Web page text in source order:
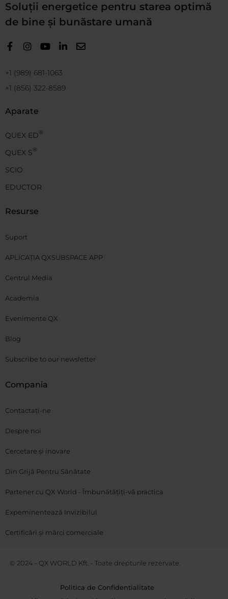
Soluții energetice pentru starea optimă
de bine și bunăstare umană
+1 (989) 681-1063
+1 (856) 322-8589
Aparate
QUEX ED®
QUEX S®
SCIO
EDUCTOR
Resurse
Suport
APLICAȚIA QXSUBSPACE APP
Centrul Media
Academia
Evenimente QX
Blog
Subscribe to our newsletter
Compania
Contactați-ne
Despre noi
Cercetare și inovare
Din Grijă Pentru Sănătate
Partener cu QX World - Îmbunătățiți-vă practica
Expeminentează Invizibilul
Certificări și mărci comerciale
© 2024 - QX WORLD Kft. - Toate drepturile rezervate.
Politica de Confidentialitate